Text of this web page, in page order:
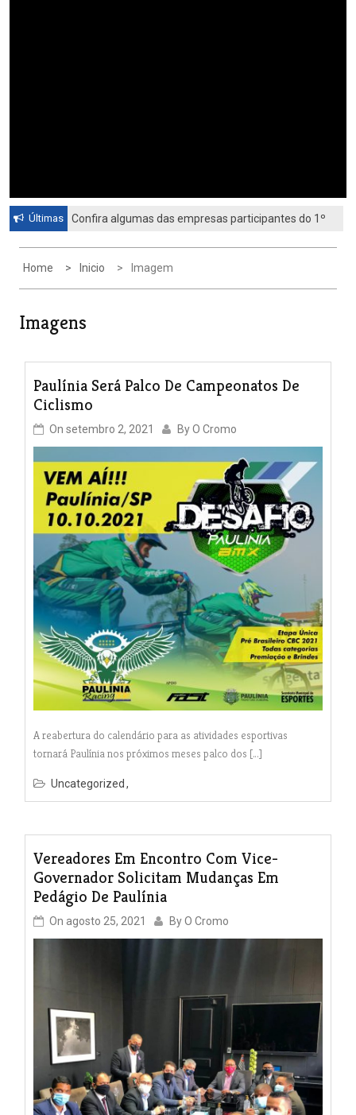
Últimas
Confira algumas das empresas participantes do 1º
Home Inicio Imagem
Imagens
Paulínia Será Palco De Campeonatos De
Ciclismo
On setembro 2, 2021 ByO Cromo
A reabertura do calendário para as atividades esportivas
tornará Paulínia nos próximos meses palco dos […]
Uncategorized
Vereadores Em Encontro Com Vice-
Governador Solicitam Mudanças Em
Pedágio De Paulínia
On agosto 25, 2021 ByO Cromo